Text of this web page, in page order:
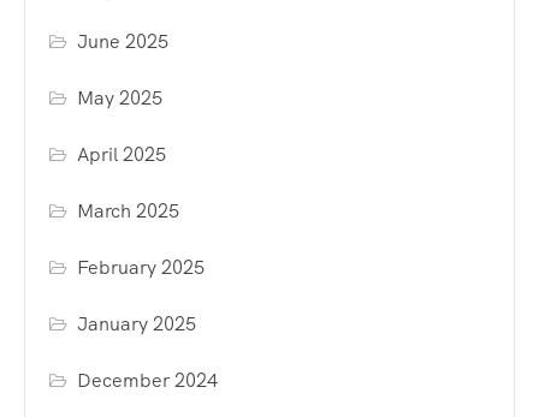
June 2025
May 2025
April 2025
March 2025
February 2025
January 2025
December 2024